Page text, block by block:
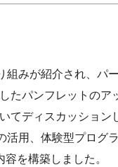
みが紹介され、パ
たパンフレットのア
てディスカッション
用、体験型プログ
を構築しました。